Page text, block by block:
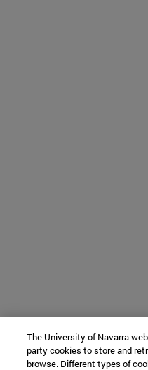
The University of Navarra
party cookies to store and
browse. Different types of